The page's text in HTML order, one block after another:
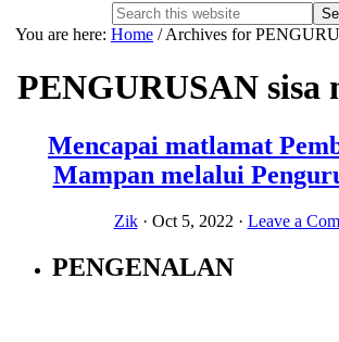
Search
this
Hide
You are here: Home /Archives for
PENGURUSAN sisa
Mencapai matlamat
Mampan melalui
Zik· Oct 5, 2022 · Leave a
PENGENALAN